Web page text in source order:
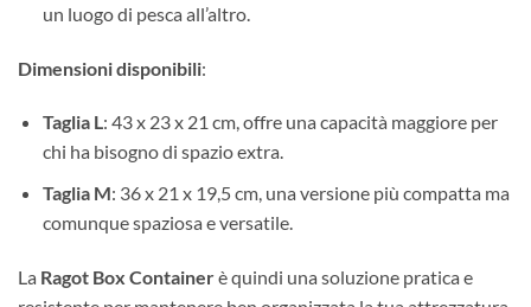
un luogo di pesca all’altro.
Dimensioni disponibili:
Taglia L: 43 x 23 x 21 cm, offre una capacità maggiore per
chi ha bisogno di spazio extra.
Taglia M: 36 x 21 x 19,5 cm, una versione più compatta ma
comunque spaziosa e versatile.
La Ragot Box Containerè quindi una soluzione pratica e